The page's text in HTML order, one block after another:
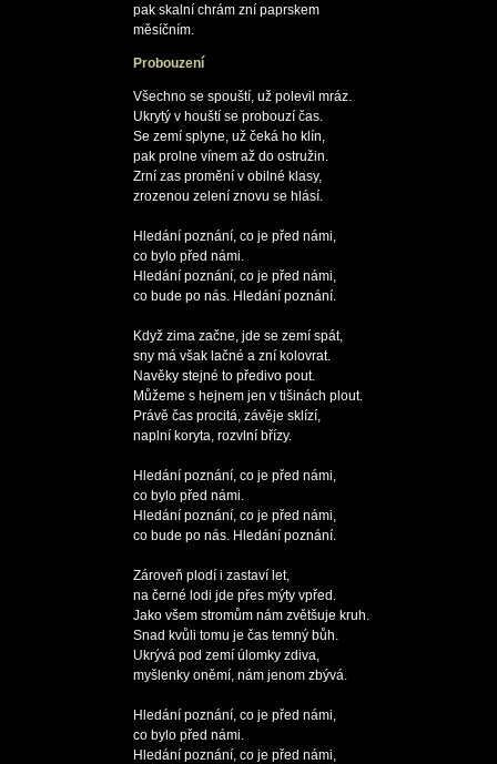
pak skalní chrám zní paprskem
Probouzení
Všechno se spouští, už polevil mráz.
Ukrytý v houští se probouzí čas.
Se zemí splyne, už čeká ho klín,
pak prolne vínem až do ostružin.
Zrní zas promění v obilné klasy,
zrozenou zelení znovu se hlásí.
Hledání poznání, co je před námi,
co bylo před námi.
Hledání poznání, co je před námi,
co bude po nás. Hledání poznání.
Když zima začne, jde se zemí spát,
sny má však lačné a zní kolovrat.
Navěky stejné to předivo pout.
Můžeme s hejnem jen v tišinách plout.
Právě čas procitá, závěje sklízí,
naplní koryta, rozvlní břízy.
Hledání poznání, co je před námi,
co bylo před námi.
Hledání poznání, co je před námi,
co bude po nás. Hledání poznání.
Zároveň plodí i zastaví let,
na černé lodi jde přes mýty vpřed.
Jako všem stromům nám zvětšuje kruh.
Snad kvůli tomu je čas temný bůh.
Ukrývá pod zemí úlomky zdiva,
myšlenky oněmí, nám jenom zbývá.
Hledání poznání, co je před námi,
co bylo před námi.
Hledání poznání, co je před námi,